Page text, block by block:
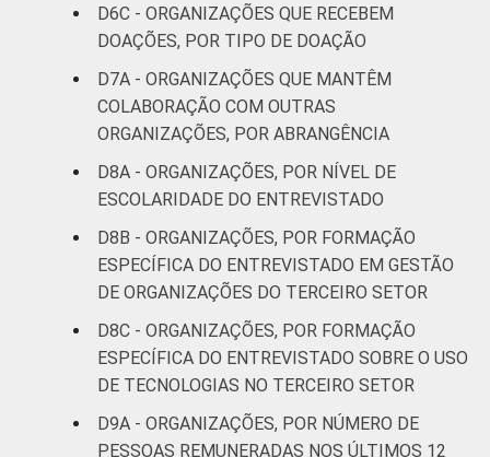
Estudos para o Desenvolvimento da
Sociedade da Informação (Cetic.br),
Pesquisa sobre o uso das tecnologias de
informação e comunicação nas organizações
sem fins lucrativos brasileiras - TIC
Organizações Sem Fins Lucrativos 2022.
D6C - ORGANIZAÇÕES QUE RECEBEM
DOAÇÕES, POR TIPO DE DOAÇÃO
D7A - ORGANIZAÇÕES QUE MANTÊM
COLABORAÇÃO COM OUTRAS
ORGANIZAÇÕES, POR ABRANGÊNCIA
D8A - ORGANIZAÇÕES, POR NÍVEL DE
ESCOLARIDADE DO ENTREVISTADO
D8B - ORGANIZAÇÕES, POR FORMAÇÃO
ESPECÍFICA DO ENTREVISTADO EM GESTÃO
DE ORGANIZAÇÕES DO TERCEIRO SETOR
D8C - ORGANIZAÇÕES, POR FORMAÇÃO
ESPECÍFICA DO ENTREVISTADO SOBRE O USO
DE TECNOLOGIAS NO TERCEIRO SETOR
D9A - ORGANIZAÇÕES, POR NÚMERO DE
PESSOAS REMUNERADAS NOS ÚLTIMOS 12